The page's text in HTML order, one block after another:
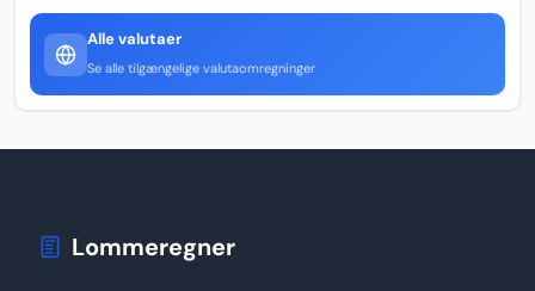
Alle valutaer
Se alle tilgængelige valutaomregninger
Lommeregner